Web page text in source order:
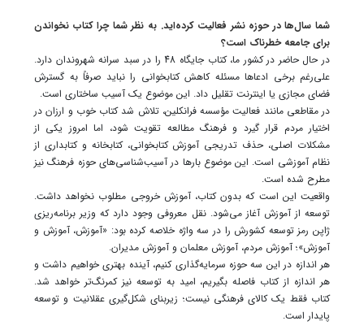
شما سال‌ها در حوزه نشر فعالیت کرده‌اید. به نظر شما چرا کتاب نخواندن
برای جامعه خطرناک است؟
در حال حاضر در کشور ما، کتاب جایگاه 48 را در سبد سرانه شهروندان دارد.
علی‌رغم برخی ادعاها مسئله کاهش کتابخوانی را نباید صرفاً به گسترش
فضای مجازی یا اینترنت تقلیل داد. این موضوع یک آسیب ساختاری است.
در مقاطعی مانند فعالیت مؤسسه فرانکلین، تلاش شد کتاب خوب و ارزان در
اختیار مردم قرار گیرد و فرهنگ مطالعه تقویت شود، اما امروز یکی از
مشکلات اصلی، حذف تدریجی آموزش کتابخوانی، کتابخانه و کتابداری از
نظام آموزشی است. این موضوع بارها در آسیب‌شناسی‌های حوزه فرهنگ نیز
مطرح شده است.
واقعیت این است که بدون کتاب، آموزش خروجی مطلوب نخواهد داشت.
توسعه از آموزش آغاز می‌شود. نقل معروفی وجود دارد که وزیر برنامه‌ریزی
ژاپن رمز توسعه کشورش را در سه واژه خلاصه کرده بود: «آموزش، آموزش و
آموزش»؛ آموزش مردم، آموزش معلمان و آموزش مدیران.
هر اندازه در این سه حوزه سرمایه‌گذاری کنیم، آینده بهتری خواهیم داشت و
هر اندازه از کتاب فاصله بگیریم، امید به توسعه نیز کمرنگ‌تر خواهد شد.
کتاب فقط یک کالای فرهنگی نیست؛ زیربنای شکل‌گیری عقلانیت و توسعه
پایدار است.